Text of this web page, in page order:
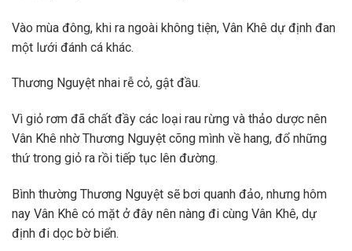
Vào mùa đông, khi ra ngoài không tiện, Vân Khê dự định đan
một lưới đánh cá khác.
Thương Nguyệt nhai rễ cỏ, gật đầu.
Vì giỏ rơm đã chất đầy các loại rau rừng và thảo dược nên
Vân Khê nhờ Thương Nguyệt cõng mình về hang, đổ những
thứ trong giỏ ra rồi tiếp tục lên đường.
Bình thường Thương Nguyệt sẽ bơi quanh đảo, nhưng hôm
nay Vân Khê có mặt ở đây nên nàng đi cùng Vân Khê, dự
định đi dọc bờ biển.